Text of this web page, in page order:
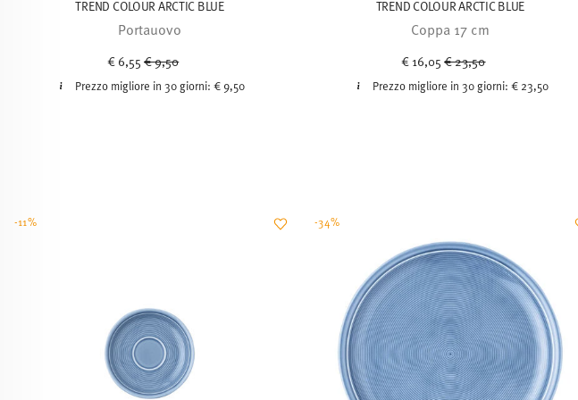
TREND COLOUR ARCTIC BLUE
Portauovo
€ 6,55Price reduced from
€ 9,50
Prezzo migliore in 30 giorni: € 9,50
TREND COLOUR ARCTIC BLUE
Coppa 17 cm
€ 16,05Price reduced from
€ 23,50
Prezzo migliore in 30 giorni: € 23,50
-11% -34%